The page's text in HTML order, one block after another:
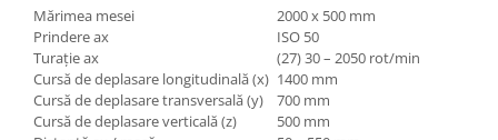
Dispozitive de prindere pentru
unelte
Elemente de prindere mecanică
Fălci pentru PHV / VHV
Menghine
Mărimea mesei
2000 x 500 mm
Prindere ax
ISO 50
Turaţie ax
(27) 30 – 2050 rot/min
Cursă de deplasare longitudinală (x) 1400 mm
Cursă de deplasare transversală (y)
700 mm
Cursă de deplasare verticală (z)
500 mm